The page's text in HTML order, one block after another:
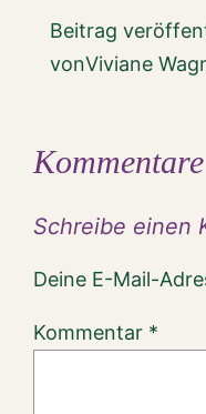
Beitrag
vonViviane
Kommentare
Schreibe einen
Deine E-Mail-
Kommentar *